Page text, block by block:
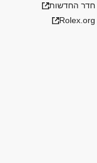
חדר החדשות
Rolex.org